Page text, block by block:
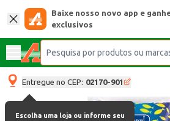
Baixe nosso novo app e
exclusivos
Entregue no CEP: 02170-901
Escolha uma loja ou informe seu